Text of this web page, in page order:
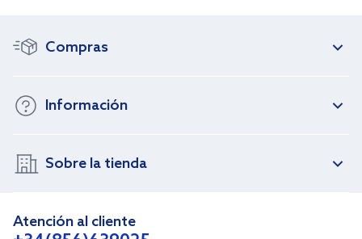
Compras
Información
Sobre la tienda
Atención al cliente